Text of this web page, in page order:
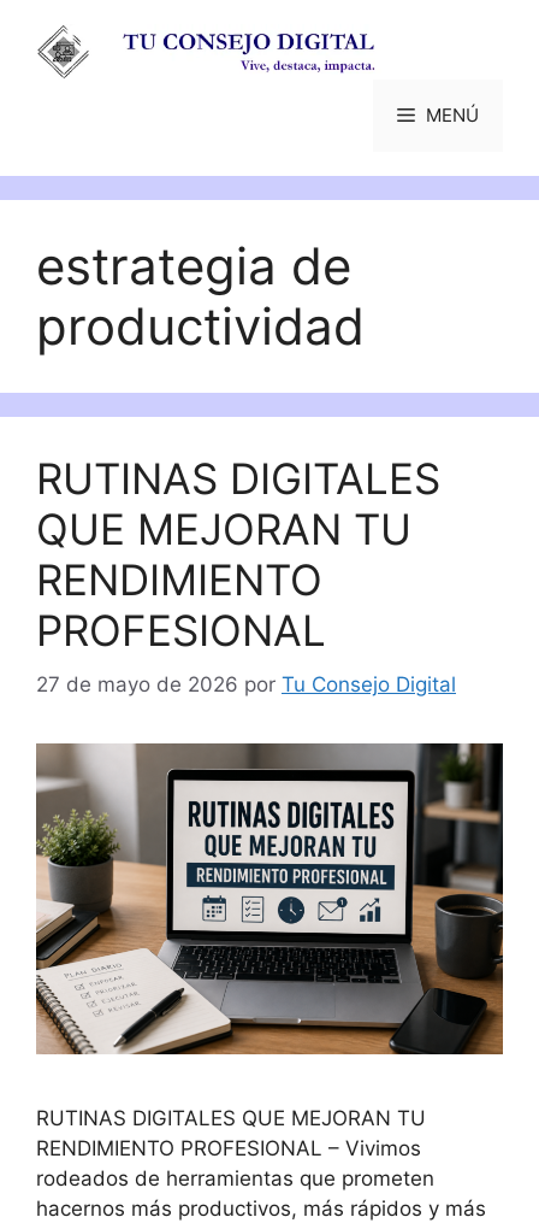
contenido
MENÚ
estrategia de
productividad
RUTINAS DIGITALES
QUE MEJORAN TU
RENDIMIENTO
PROFESIONAL
27 de mayo de 2026 por Tu Consejo Digital
RUTINAS DIGITALES QUE MEJORAN TU
RENDIMIENTO PROFESIONAL – Vivimos
rodeados de herramientas que prometen
hacernos más productivos, más rápidos y más